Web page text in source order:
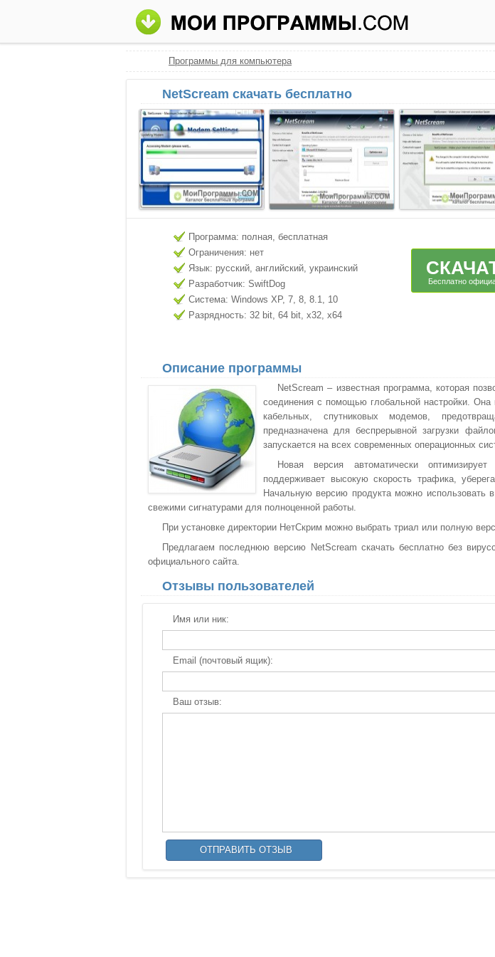
Программы для компьютера
NetScream скачать бесплатно
Программа: полная, бесплатная
Ограничения: нет
Язык: русский, английский, украинский
Разработчик: SwiftDog
Система: Windows XP, 7, 8, 8.1, 10
Разрядность: 32 bit, 64 bit, x32, x64
Бесплатно
Описание программы
NetScream – известная программа, которая
соединения с помощью глобальной настройки.
кабельных, спутниковых модемов,
предназначена для беспрерывной загрузки
запускается на всех современных операционных
Новая версия автоматически
поддерживает высокую скорость трафика,
Начальную версию продукта можно использовать
свежими сигнатурами для полноценной работы.
При установке директории НетСкрим можно выбрать триал или полную
Предлагаем последнюю версию NetScream скачать бесплатно без
официального сайта.
Отзывы пользователей
Имя или ник:
Email (почтовый ящик):
Ваш отзыв: